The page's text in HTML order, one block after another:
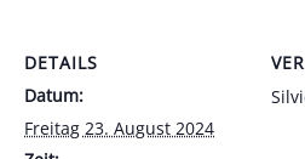
DETAILS
Datum:
Freitag 23. August 2024